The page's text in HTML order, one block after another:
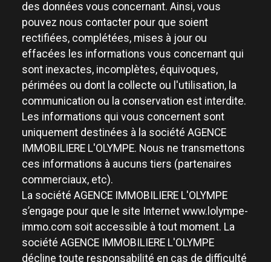
des données vous concernant. Ainsi, vous
pouvez nous contacter pour que soient
rectifiées, complétées, mises à jour ou
effacées les informations vous concernant qui
sont inexactes, incomplètes, équivoques,
périmées ou dont la collecte ou l'utilisation, la
communication ou la conservation est interdite.
Les informations qui vous concernent sont
uniquement destinées à la société AGENCE
IMMOBILIERE L'OLYMPE. Nous ne transmettons
ces informations à aucuns tiers (partenaires
commerciaux, etc).
La société AGENCE IMMOBILIERE L'OLYMPE
s’engage pour que le site Internet www.lolympe-
immo.com soit accessible à tout moment. La
société AGENCE IMMOBILIERE L'OLYMPE
décline toute responsabilité en cas de difficulté